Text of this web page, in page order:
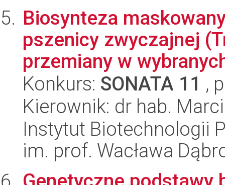
Biosynteza
pszenicy zwyczajnej
przemiany w
Konkurs: SONATA 11 ,
Kierownik: dr hab.
Instytut Biotechnologii
im. prof. Wacława